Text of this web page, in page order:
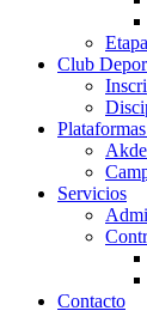
Club
Servicios
Contacto